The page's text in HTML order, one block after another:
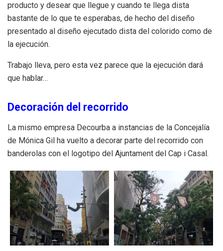
producto y desear que llegue y cuando te llega dista
bastante de lo que te esperabas, de hecho del diseño
presentado al diseño ejecutado dista del colorido como de
la ejecución.
Trabajo lleva, pero esta vez parece que la ejecución dará
que hablar…
Decoración del recorrido
La mismo empresa Decourba a instancias de la Concejalía
de Mónica Gil ha vuelto a decorar parte del recorrido con
banderolas con el logotipo del Ajuntament del Cap i Casal.